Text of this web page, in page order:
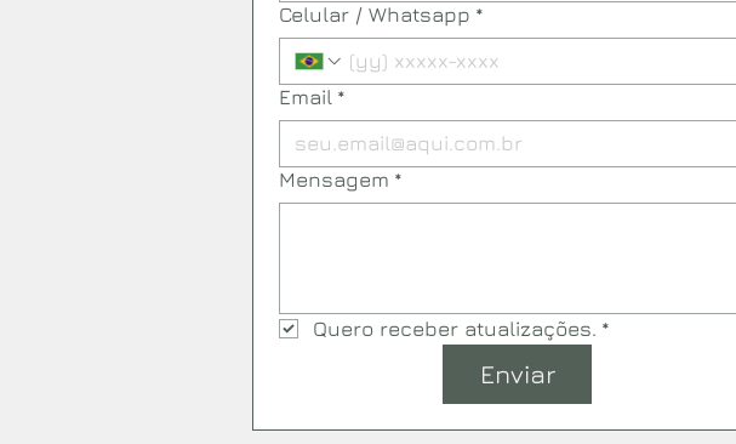
Celular / Whatsapp *
Email *
Mensagem *
Quero receber atualizações. *
Enviar